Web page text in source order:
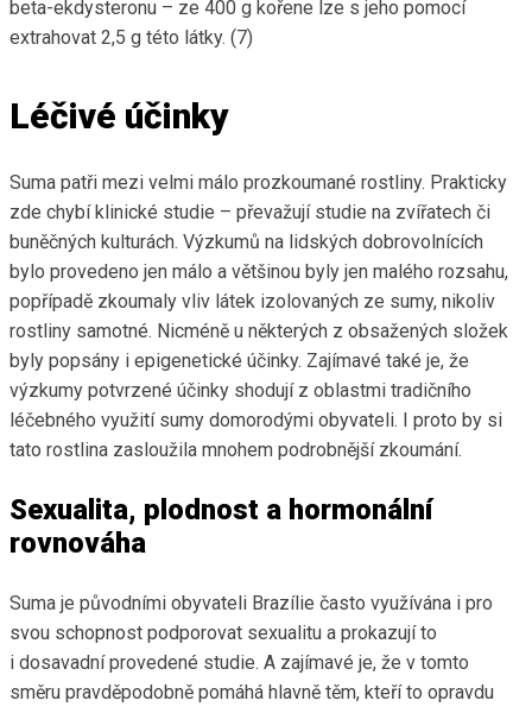
beta-ekdysteronu – ze 400 g kořene lze s jeho pomocí
extrahovat 2,5 g této látky. (7)
Léčivé účinky
Suma patři mezi velmi málo prozkoumané rostliny. Prakticky
zde chybí klinické studie – převažují studie na zvířatech či
buněčných kulturách. Výzkumů na lidských dobrovolnících
bylo provedeno jen málo a většinou byly jen malého rozsahu,
popřípadě zkoumaly vliv látek izolovaných ze sumy, nikoliv
rostliny samotné. Nicméně u některých z obsažených složek
byly popsány i epigenetické účinky. Zajímavé také je, že
výzkumy potvrzené účinky shodují z oblastmi tradičního
léčebného využití sumy domorodými obyvateli. I proto by si
tato rostlina zasloužila mnohem podrobnější zkoumání.
Sexualita, plodnost a hormonální
rovnováha
Suma je původními obyvateli Brazílie často využívána i pro
svou schopnost podporovat sexualitu a prokazují to
i dosavadní provedené studie. A zajímavé je, že v tomto
směru pravděpodobně pomáhá hlavně těm, kteří to opravdu